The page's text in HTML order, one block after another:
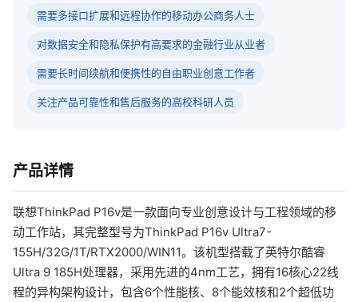
需要多接口扩展和远程协作的移动办公商务人士
对数据安全和隐私保护有高要求的金融行业从业者
需要长时间续航和便携性的自由职业创意工作者
关注产品可靠性和售后服务的高校科研人员
产品详情
联想ThinkPad P16v是一款面向专业创意设计与工程领域的移
动工作站，其完整型号为ThinkPad P16v Ultra7-
155H/32G/1T/RTX2000/WIN11。该机型搭载了英特尔酷睿
Ultra 9 185H处理器，采用先进的4nm工艺，拥有16核心22线
程的异构架构设计，包含6个性能核、8个能效核和2个超低功